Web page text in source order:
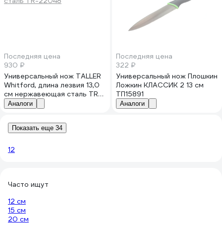
Последняя цена
930 ₽
Универсальный нож TALLER
Whitford, длина лезвия 13,0
см нержавеющая сталь TR-
22048
Аналоги
Последняя цена
322 ₽
Универсальный нож Плошкин
Ложкин КЛАССИК 2 13 см
ТП15891
Аналоги
Показать еще 34
12
Часто ищут
12 см
15 см
20 см